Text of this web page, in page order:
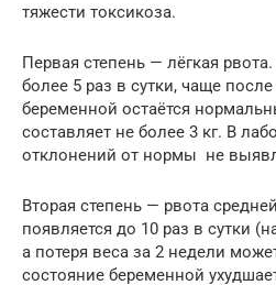
тяжести токсикоза.
Первая степень — лёгкая
более 5 раз в сутки, чаще
беременной остаётся
составляет не более 3 кг. В
отклонений от нормы не
Вторая степень — рвота
появляется до 10 раз в сутки
а потеря веса за 2 недели
состояние беременной